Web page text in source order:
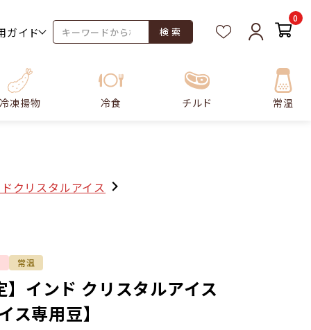
ガイド 検 索
0
冷凍揚物 冷食 チルド 常温
クリスタルアイス
】インド クリスタルアイス
ス専用豆】
常温